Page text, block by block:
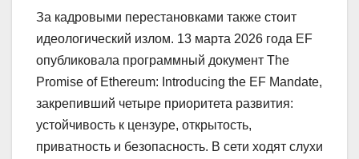
За кадровыми перестановками также стоит
идеологический излом. 13 марта 2026 года EF
опубликовала программный документ The
Promise of Ethereum: Introducing the EF Mandate,
закрепивший четыре приоритета развития:
устойчивость к цензуре, открытость,
приватность и безопасность. В сети ходят слухи